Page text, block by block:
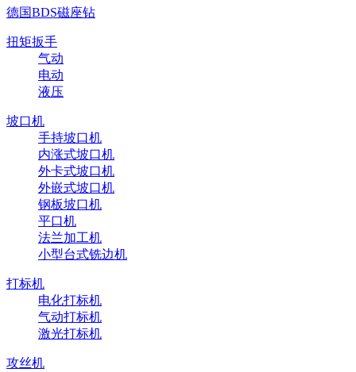
德国BDS磁座钻
扭矩扳手
气动
电动
液压
坡口机
手持坡口机
内涨式坡口机
外卡式坡口机
外嵌式坡口机
钢板坡口机
平口机
法兰加工机
小型台式铣边机
打标机
电化打标机
气动打标机
激光打标机
攻丝机